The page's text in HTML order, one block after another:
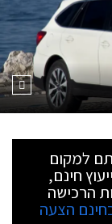
למקום
חינם,
הרכישה
הצעה